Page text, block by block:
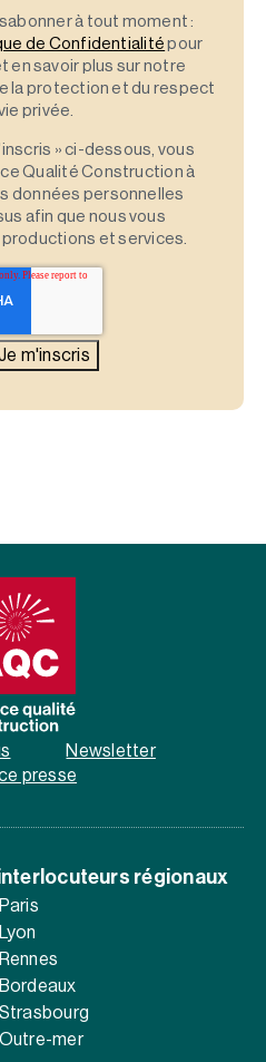
à tout moment :
de Confidentialité pour
en savoir plus sur notre
la protection et du respect
privée.
» ci-dessous, vous
Qualité Construction à
données personnelles
afin que nous vous
et services.
Newsletter
presse
régionaux
mer